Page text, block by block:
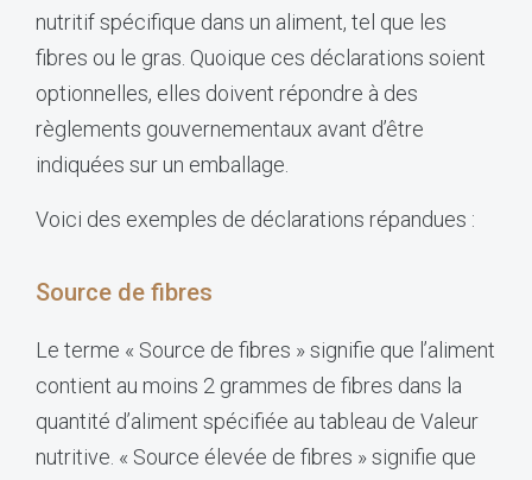
nutritif spécifique dans un aliment, tel que les
fibres ou le gras. Quoique ces déclarations soient
optionnelles, elles doivent répondre à des
règlements gouvernementaux avant d’être
indiquées sur un emballage.
Voici des exemples de déclarations répandues :
Source de fibres
Le terme « Source de fibres » signifie que l’aliment
contient au moins 2 grammes de fibres dans la
quantité d’aliment spécifiée au tableau de Valeur
nutritive. « Source élevée de fibres » signifie que